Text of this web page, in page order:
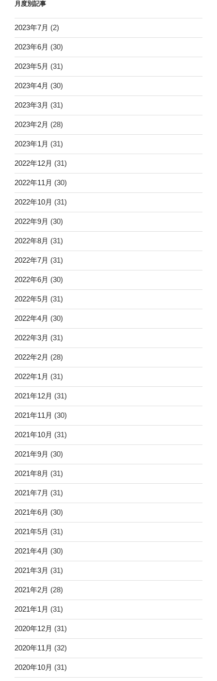
月度別記事
2023年7月 (2)
2023年6月 (30)
2023年5月 (31)
2023年4月 (30)
2023年3月 (31)
2023年2月 (28)
2023年1月 (31)
2022年12月 (31)
2022年11月 (30)
2022年10月 (31)
2022年9月 (30)
2022年8月 (31)
2022年7月 (31)
2022年6月 (30)
2022年5月 (31)
2022年4月 (30)
2022年3月 (31)
2022年2月 (28)
2022年1月 (31)
2021年12月 (31)
2021年11月 (30)
2021年10月 (31)
2021年9月 (30)
2021年8月 (31)
2021年7月 (31)
2021年6月 (30)
2021年5月 (31)
2021年4月 (30)
2021年3月 (31)
2021年2月 (28)
2021年1月 (31)
2020年12月 (31)
2020年11月 (32)
2020年10月 (31)